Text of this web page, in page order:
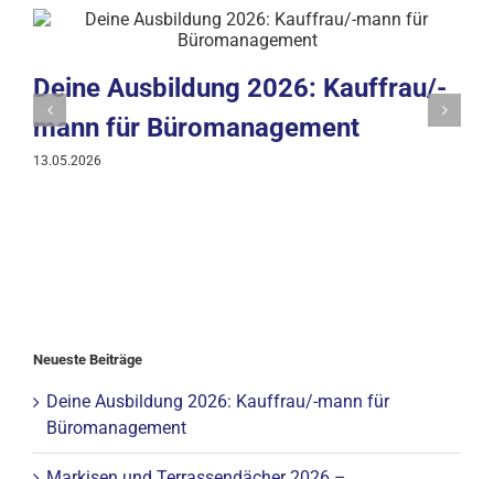
Deine Ausbildung 2026: Kauffrau/-
mann für Büromanagement
13.05.2026
Neueste Beiträge
Deine Ausbildung 2026: Kauffrau/-mann für
Büromanagement